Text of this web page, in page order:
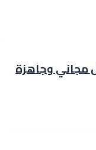
مجاني وجاهزة